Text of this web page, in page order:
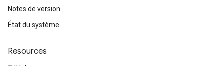
Notes de version
État du système
Resources